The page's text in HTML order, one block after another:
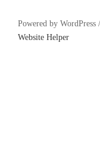
Powered by WordPress /
Website Helper